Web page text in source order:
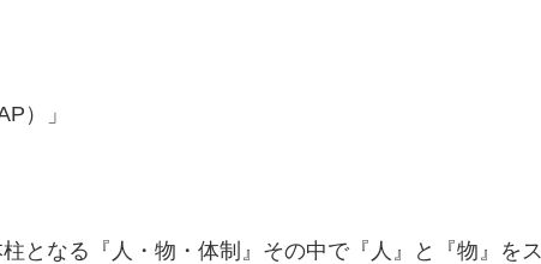
）」
となる『人・物・体制』その中で『人』と『物』をス